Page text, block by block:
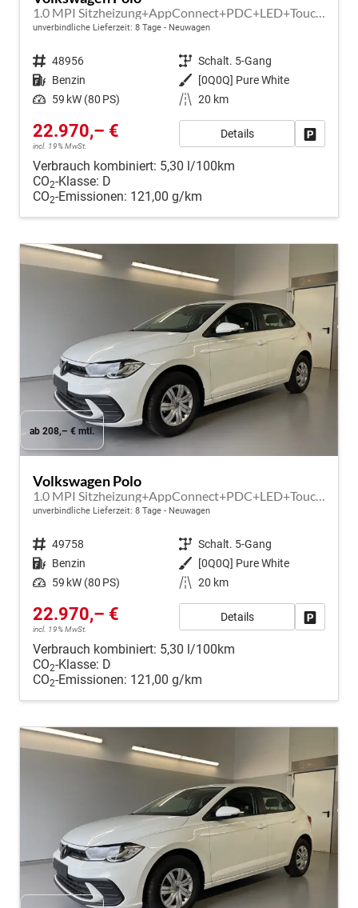
1.0 MPI Sitzheizung+AppConnect+PDC+LED+Touch+Lichtsensor+MultiLenkrad
unverbindliche Lieferzeit: 8 Tage Neuwagen
Fahrzeugnr. 48956 Getriebe Schalt. 5-Gang
Kraftstoff Benzin Außenfarbe
[0Q0Q] Pure White
Leistung 59 kW (80 PS) Kilometerstand 20 km
22.970,– €
incl. 19% MwSt.
Details
Verbrauch kombiniert: 5,30 l/100km
CO2-Klasse: D
CO2-Emissionen: 121,00 g/km
ab 208,– € mtl.
Volkswagen Polo
1.0 MPI Sitzheizung+AppConnect+PDC+LED+Touch+Lichtsensor+MultiLenkrad
unverbindliche Lieferzeit: 8 Tage Neuwagen
Fahrzeugnr. 49758 Getriebe Schalt. 5-Gang
Kraftstoff Benzin Außenfarbe
[0Q0Q] Pure White
Leistung 59 kW (80 PS) Kilometerstand 20 km
22.970,– €
incl. 19% MwSt.
Details
Verbrauch kombiniert: 5,30 l/100km
CO2-Klasse: D
CO2-Emissionen: 121,00 g/km